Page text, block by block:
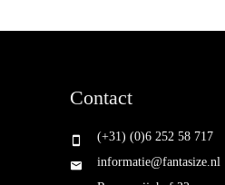
Contact
(+31) (0)6 252 58 717
informatie@fantasize.nl